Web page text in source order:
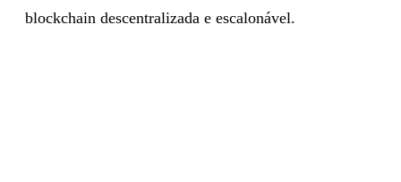
blockchain descentralizada e escalonável.